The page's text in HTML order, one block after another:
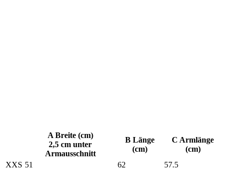
A Breite (cm)
2,5 cm unter
Armausschnitt
B Länge
(cm)
C Armlänge
(cm)
XXS 51 62
57.5